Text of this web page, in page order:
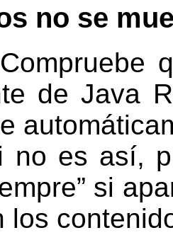
no se
Compruebe
de Java
no es así,
si
los